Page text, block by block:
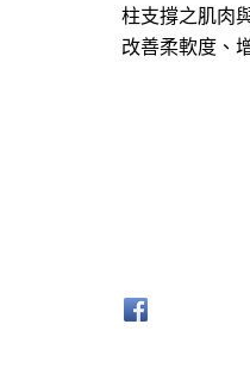
柱支撐之肌肉
改善柔軟度、